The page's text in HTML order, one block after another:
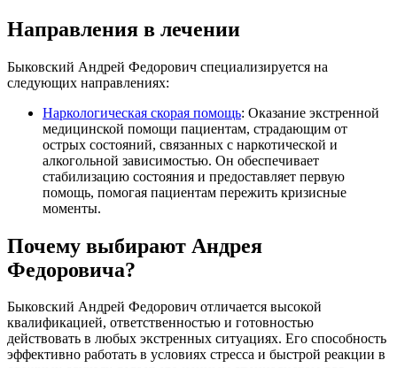
Направления в лечении
Быковский Андрей Федорович специализируется на
следующих направлениях:
Наркологическая скорая помощь: Оказание экстренной
медицинской помощи пациентам, страдающим от
острых состояний, связанных с наркотической и
алкогольной зависимостью. Он обеспечивает
стабилизацию состояния и предоставляет первую
помощь, помогая пациентам пережить кризисные
моменты.
Почему выбирают Андрея
Федоровича?
Быковский Андрей Федорович отличается высокой
квалификацией, ответственностью и готовностью
действовать в любых экстренных ситуациях. Его способность
эффективно работать в условиях стресса и быстрой реакции в